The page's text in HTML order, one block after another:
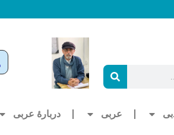
عربی دربارۀ عربی